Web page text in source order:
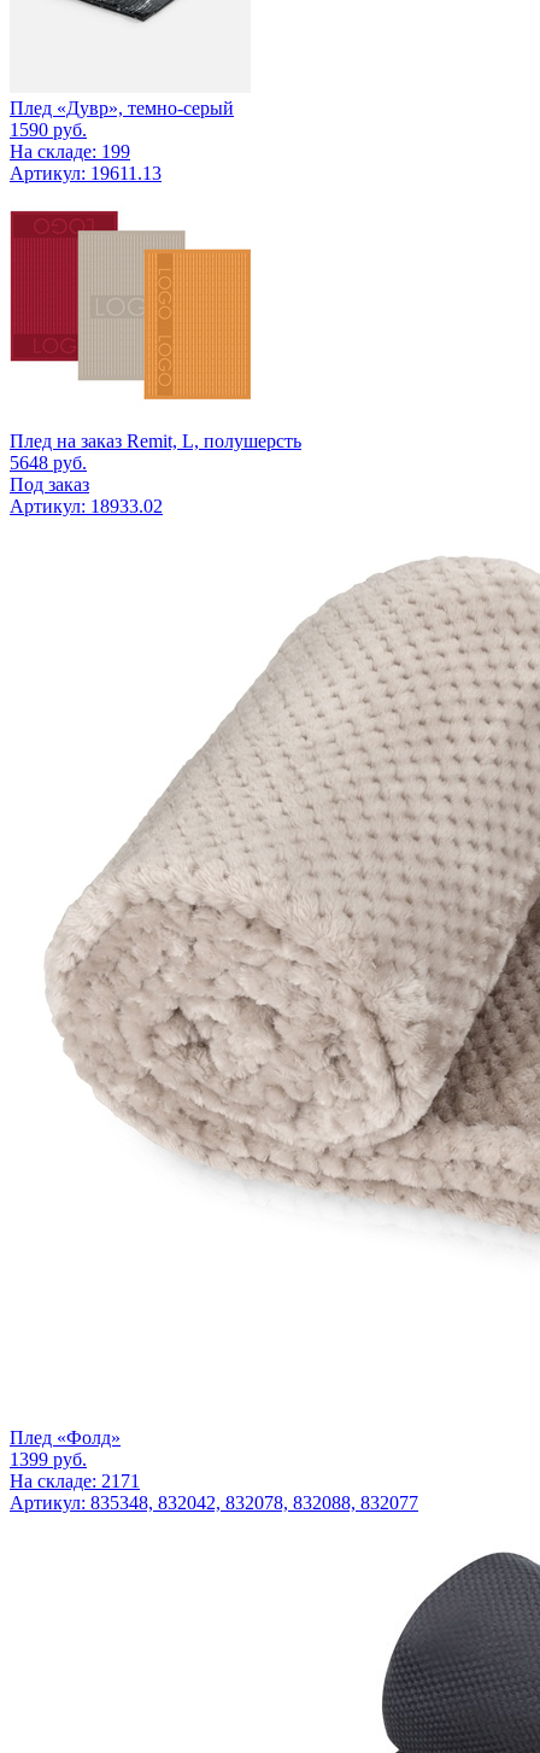
Плед «Дувр», темно-серый
1590 руб.
На складе: 199
Артикул: 19611.13
Плед на заказ Remit, L, полушерсть
5648 руб.
Под заказ
Артикул: 18933.02
Плед «Фолд»
1399 руб.
На складе: 2171
Артикул: 835348, 832042, 832078, 832088, 832077